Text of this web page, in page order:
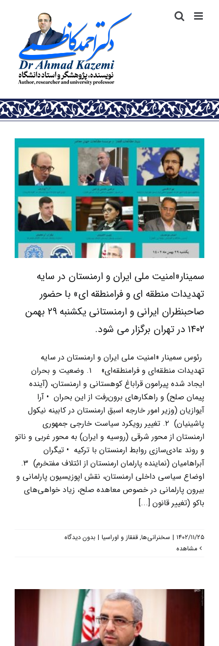
سمینار«امنیت ملی ایران و ارمنستان در سایه
تهدیدات منطقه ای و فرامنطقه ای» با حضور
صاحبنظران ایرانی و ارمنستانی یکشنبه ۲۹ بهمن
۱۴۰۲ در تهران برگزار می شود.
رئوس سمینار «امنیت ملی ایران و ارمنستان در سایه
تهدیدات منطقه‌ای و فرامنطقه‌ای» ۱. وضعیت و بحران
ایجاد شده پیرامون قراباغ کوهستانی و ارمنستان، (آینده
پیمان صلح) و راهکارهای برون‌رفت از این بحران • آرا
آیوازیان (وزیر امور خارجه اسبق ارمنستان در کابینه نیکول
پاشینیان) ۲. تغییر رویکرد سیاست خارجی جمهوری
ارمنستان از محور شرقی (روسیه و ایران) به محور غربی و ناتو
و روند عادی‌سازی روابط ارمنستان با ترکیه • تیگران
آبراهامیان (نماینده پارلمان ارمنستان از ائتلاف مفتخرم) ۳.
اوضاع سیاسی داخلی ارمنستان، نقش اپوزیسیون پارلمانی و
بیرون پارلمانی در خصوص معاهده صلح، زیاد خواهی‌های
باکو (تغییر قانون [...]
۱۴۰۲/۱۱/۲۵ | سخنرانی‌ها,قفقاز و اوراسیا | بدون دیدگاه
مشاهده